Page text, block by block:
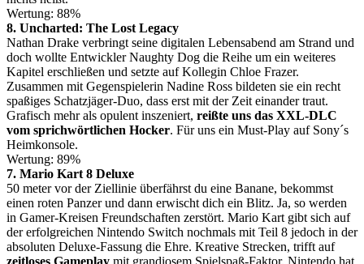
Wertung: 88%
8. Uncharted: The Lost Legacy
Nathan Drake verbringt seine digitalen Lebensabend am Strand und
doch wollte Entwickler Naughty Dog die Reihe um ein weiteres
Kapitel erschließen und setzte auf Kollegin Chloe Frazer.
Zusammen mit Gegenspielerin Nadine Ross bildeten sie ein recht
spaßiges Schatzjäger-Duo, dass erst mit der Zeit einander traut.
Grafisch mehr als opulent inszeniert, reißte uns das XXL-DLC
vom sprichwörtlichen Hocker. Für uns ein Must-Play auf Sony´s
Heimkonsole.
Wertung: 89%
7. Mario Kart 8 Deluxe
50 meter vor der Ziellinie überfährst du eine Banane, bekommst
einen roten Panzer und dann erwischt dich ein Blitz. Ja, so werden
in Gamer-Kreisen Freundschaften zerstört. Mario Kart gibt sich auf
der erfolgreichen Nintendo Switch nochmals mit Teil 8 jedoch in der
absoluten Deluxe-Fassung die Ehre. Kreative Strecken, trifft auf
zeitloses Gameplay mit grandiosem Spielspaß-Faktor. Nintendo hat